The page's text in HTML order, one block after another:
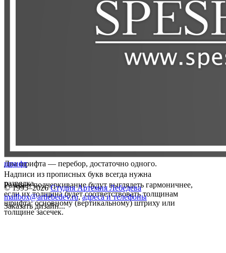
Два шрифта — перебор, достаточно одного.
Надписи из прописных букв всегда нужна
разрядка
Рамка и подчеркивание будут выглядеть гармоничнее,
если их толщина будет соответствовать толщинам
шрифта: основному (вертикальному) штриху или
толщине засечек.
шрифт
© 1995–2026 Студия Артемия Лебедева
mailbox@artlebedev.ru, адреса и телефоны
Заказать дизайн...